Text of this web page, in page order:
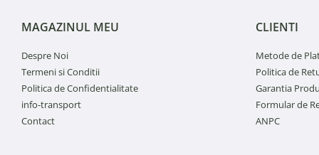
MAGAZINUL MEU
Despre Noi
Termeni si Conditii
Politica de Confidentialitate
info-transport
Contact
CLIENTI
Metode de
Politica de
Garantia
Formular de
ANPC